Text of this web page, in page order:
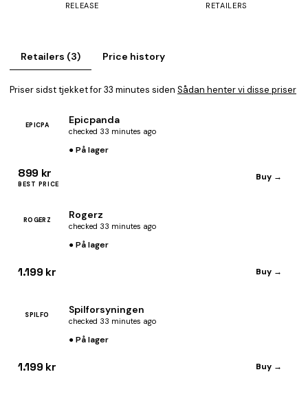
RELEASE RETAILERS
Retailers (3) Price history
Priser sidst tjekket for 33 minutes siden Sådan henter vi disse priser
EPICPA Epicpanda
checked 33 minutes ago
● På lager
899 kr
BEST PRICE
Buy →
ROGERZ Rogerz
checked 33 minutes ago
● På lager
1.199 kr Buy →
SPILFO Spilforsyningen
checked 33 minutes ago
● På lager
1.199 kr Buy →